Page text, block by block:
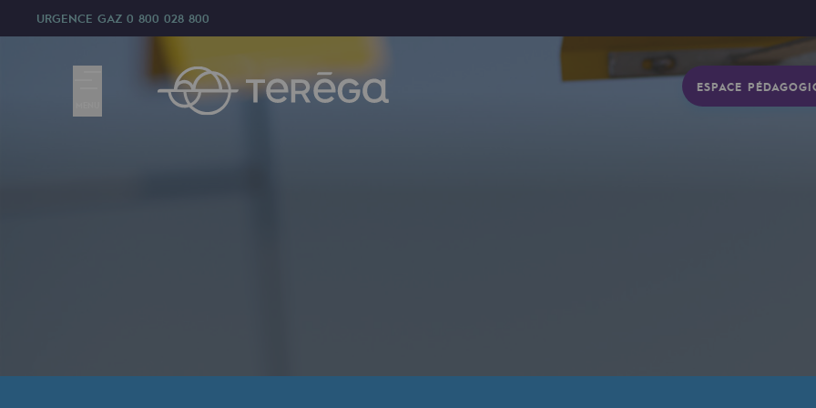
URGENCE GAZ 0 800 028 800
ESPACE
Accélérateur de la transition énergétique